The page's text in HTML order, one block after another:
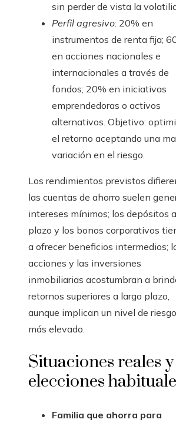
sin perder de vista la
Perfil agresivo: 20% en
instrumentos de renta fija;
en acciones nacionales e
internacionales a través de
fondos; 20% en iniciativas
emprendedoras o activos
alternativos. Objetivo:
el retorno aceptando una
variación en el riesgo.
Los rendimientos previstos
las cuentas de ahorro suelen
intereses mínimos; los depósitos a
plazo y los bonos corporativos
a ofrecer beneficios intermedios;
acciones y las inversiones
inmobiliarias acostumbran a
retornos superiores a largo plazo,
aunque implican un nivel de riesgo
más elevado.
Situaciones reales y
elecciones
Familia que ahorra para